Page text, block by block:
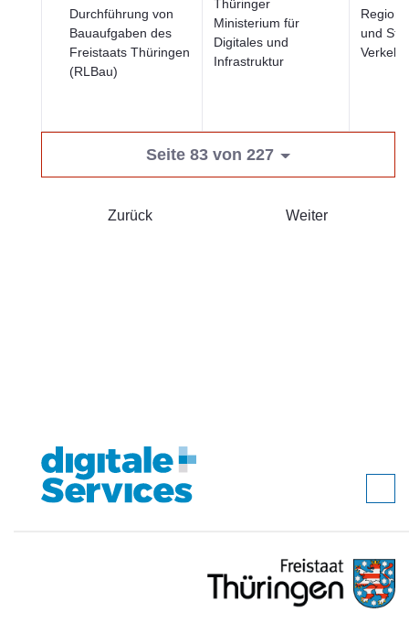
Durchführung von
Bauaufgaben des
Freistaats Thüringen
(RLBau)
Thüringer
Ministerium für
Digitales und
Infrastruktur
und
Verkehr
Seite 83 von 227
Zurück Weiter